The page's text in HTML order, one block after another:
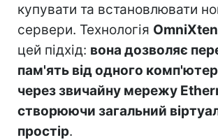
купувати та встановлювати
сервери. Технологія
цей підхід: вона дозволяє
пам'ять від одного
через звичайну мережу
створюючи загальний
простір.